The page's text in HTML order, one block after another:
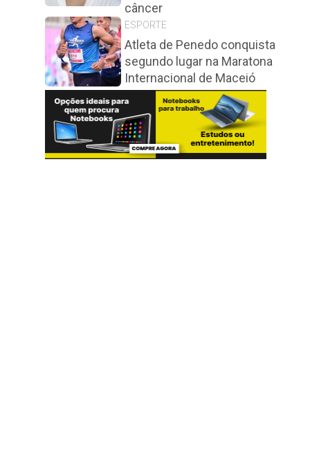
câncer
ESPORTE
Atleta de Penedo conquista
segundo lugar na Maratona
Internacional de Maceió